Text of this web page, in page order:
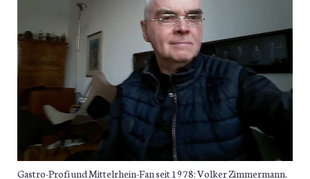
Gastro-Profi und Mittelrhein-Fan seit 1978: Volker Zimmermann.